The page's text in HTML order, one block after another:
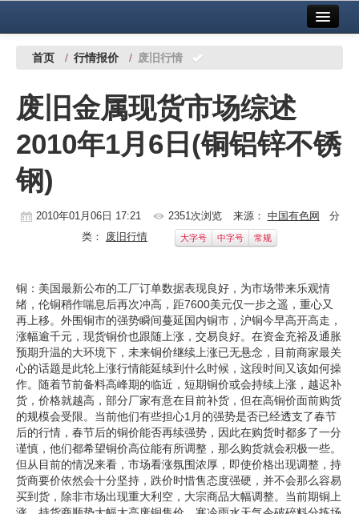
中国有色金属报社主办 广告服务
铜镍铅锌
铝
稀有稀土
有色市场
地矿 建设
党建工作
企业文化
《资源再生》杂志
行情报价
数字报
首页 / 行情报价 / 废旧行情
废旧金属现货市场综述
2010年1月6日(铜铝锌不锈
钢)
2010年01月06日 17:21 2351次浏览 来源： 中国有色网 分
类： 废旧行情 大字号 中字号 常规
铜：美国最新公布的工厂订单数据表现良好，为市场带来乐观情
绪，伦铜稍作喘息后再次冲高，距7600美元仅一步之遥，重心又
再上移。外围铜市的强势瞬间蔓延国内铜市，沪铜今早高开高走，
涨幅逾千元，现货铜价也跟随上涨，交易良好。在资金充裕及通胀
预期升温的大环境下，未来铜价继续上涨已无悬念，目前商家最关
心的话题是此轮上涨行情能延续到什么时候，这段时间又该如何操
作。随着节前备料高峰期的临近，短期铜价或会持续上涨，越迟补
货，价格就越高，部分厂家有意在目前补货，但在高铜价面前购货
的规模会受限。当前他们有些担心1月的强势是否已经透支了春节
后的行情，春节后的铜价能否再续强势，因此在购货时都多了一分
谨慎，他们都希望铜价高位能有所调整，那么购货就会积极一些。
但从目前的情况来看，市场看涨氛围浓厚，即使价格出现调整，持
货商要价依然会十分坚持，跌价时惜售态度强硬，并不会那么容易
买到货，除非市场出现重大利空，大宗商品大幅调整。当前期铜上